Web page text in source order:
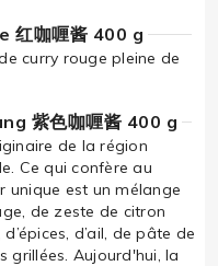
红咖喱酱 400 g
curry rouge pleine de
紫色咖喱酱 400 g
de la région
Ce qui confère au
unique est un mélange
de zeste de citron
d’ail, de pâte de
grillées. Aujourd'hui, la